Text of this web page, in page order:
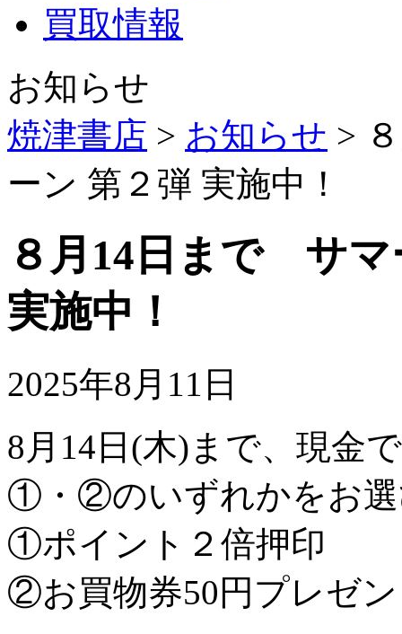
買取情報
お知らせ
焼津書店 > お知らせ >
ーン 第２弾 実施中！
８月14日まで サマ
実施中！
2025年8月11日
8月14日(木)まで、現金
①・②のいずれかをお選
①ポイント２倍押印
②お買物券50円プレゼ